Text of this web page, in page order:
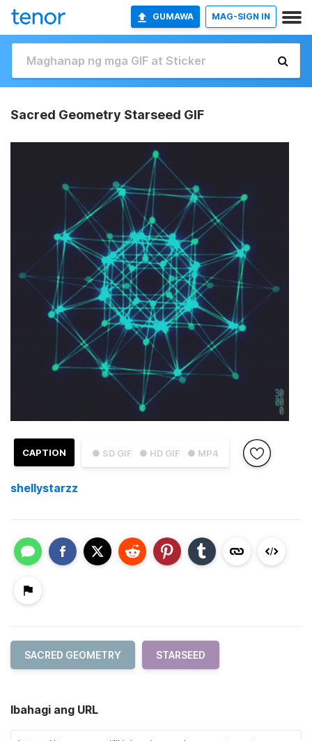
GUMAWA MAG-SIGN IN
Sacred Geometry Starseed GIF
● SD GIF ● HD GIF ● MP4
CAPTION
shellystarzz
SACRED GEOMETRY STARSEED
Ibahagi ang URL